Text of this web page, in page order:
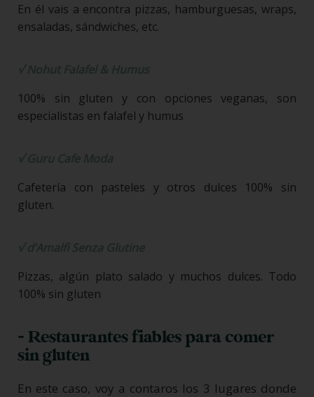
En él vais a encontra pizzas, hamburguesas, wraps,
ensaladas, sándwiches, etc.
√Nohut Falafel & Humus
100% sin gluten y con opciones veganas, son
especialistas en falafel y humus
√ Guru Cafe Moda
Cafetería con pasteles y otros dulces 100% sin
gluten.
√d’Amalfi Senza Glutine
Pizzas, algún plato salado y muchos dulces. Todo
100% sin gluten
- Restaurantes fiables para comer
sin gluten
En este caso, voy a contaros los 3 lugares donde